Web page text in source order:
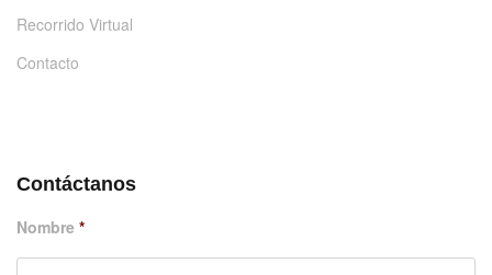
Recorrido Virtual
Contacto
Contáctanos
Nombre *